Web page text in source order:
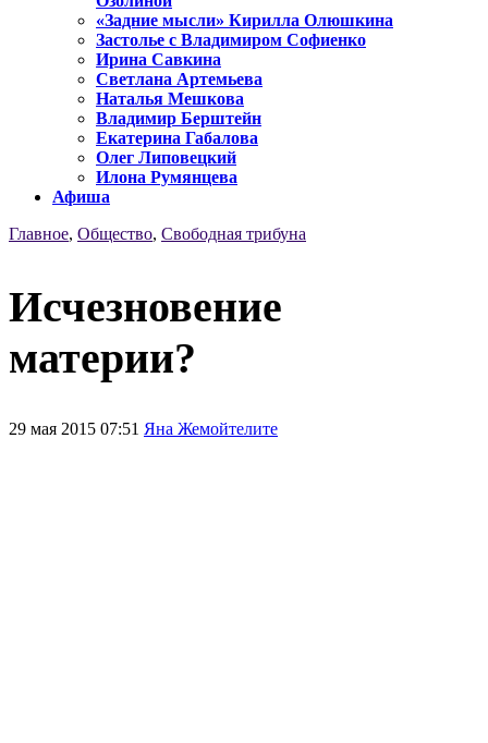
«Задние мысли» Кирилла Олюшкина
Застолье с Владимиром Софиенко
Ирина Савкина
Светлана Артемьева
Наталья Мешкова
Владимир Берштейн
Екатерина Габалова
Олег Липовецкий
Илона Румянцева
Афиша
Главное, Общество, Свободная трибуна
Исчезновение
материи?
29 мая 2015 07:51 Яна Жемойтелите